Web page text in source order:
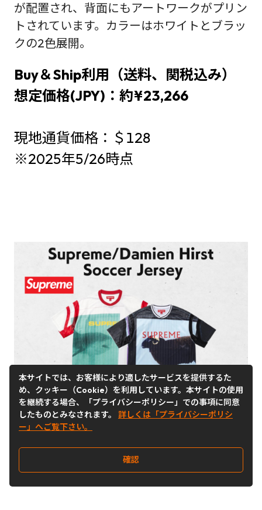
が配置され、背面にもアートワークがプリン
トされています。カラーはホワイトとブラッ
クの2色展開。
Buy＆Ship利用（送料、関税込み）
想定価格(JPY)：約¥23,266
現地通貨価格：＄128
※2025年5/26時点
本サイトでは、お客様により適したサービスを提供するた
め、クッキー（Cookie）を利用しています。本サイトの使用
を継続する場合、「プライバシーポリシー」での事項に同意
したものとみなされます。 詳しくは「プライバシーポリシ
ー」へご覧下さい。
確認